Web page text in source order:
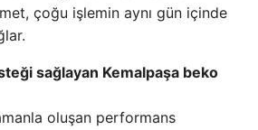
çoğu işlemin aynı gün içinde
sağlayan Kemalpaşa beko
oluşan performans